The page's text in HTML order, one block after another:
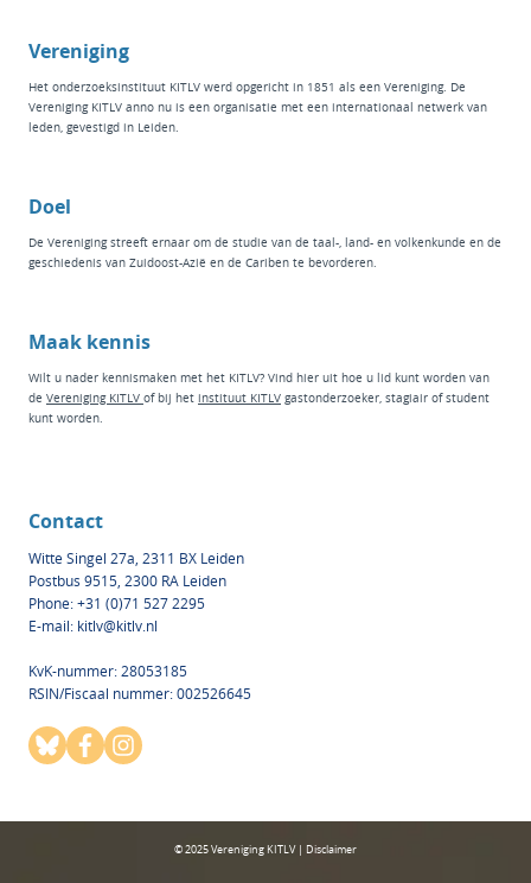
Vereniging
Het onderzoeksinstituut KITLV werd opgericht in 1851 als een Vereniging. De
Vereniging KITLV anno nu is een organisatie met een internationaal netwerk van
leden, gevestigd in Leiden.
Doel
De Vereniging streeft ernaar om de studie van de taal-, land- en volkenkunde en de
geschiedenis van Zuidoost-Azië en de Cariben te bevorderen.
Maak kennis
Wilt u nader kennismaken met het KITLV? Vind hier uit hoe u lid kunt worden van
de Vereniging KITLV of bij het instituut KITLV gastonderzoeker stagiair ofstudent
kunt worden.
Contact
Witte Singel 27a, 2311 BX Leiden
Postbus 9515, 2300 RA Leiden
Phone: +31 (0)71 527 2295
E-mail: kitlv@kitlv.nl
KvK-nummer: 28053185
RSIN/Fiscaal nummer: 002526645
© 2025 Vereniging KITLV | Disclaimer